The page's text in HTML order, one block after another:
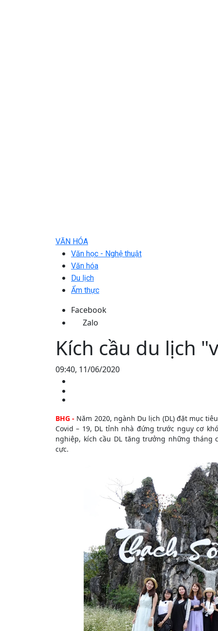
VĂN HÓA
Văn học - Nghệ thuật
Văn hóa
Du lịch
Ẩm thực
Facebook
Zalo
Kích cầu du lịch
09:40, 11/06/2020
BHG - Năm 2020, ngành Du lịch (DL) đặt mục
Covid – 19, DL tỉnh nhà đứng trước nguy cơ
nghiệp, kích cầu DL tăng trưởng những
cực.